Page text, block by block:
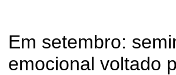
Em setembro:
emocional voltado